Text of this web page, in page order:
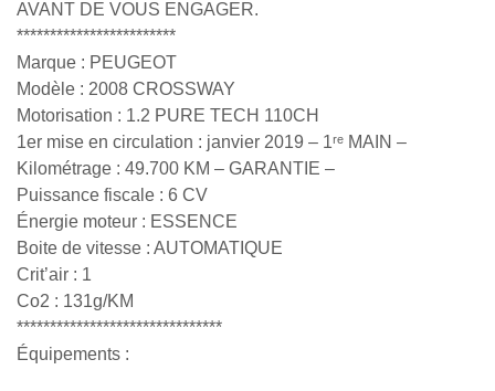
AVANT DE VOUS ENGAGER.
************************
Marque : PEUGEOT
Modèle : 2008 CROSSWAY
Motorisation : 1.2 PURE TECH 110CH
1er mise en circulation : janvier 2019 – 1ʳᵉ MAIN –
Kilométrage : 49.700 KM – GARANTIE –
Puissance fiscale : 6 CV
Énergie moteur : ESSENCE
Boite de vitesse : AUTOMATIQUE
Crit’air : 1
Co2 : 131g/KM
*******************************
Équipements :